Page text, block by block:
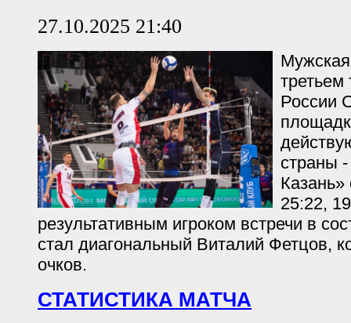
27.10.2025 21:40
третьем
России
страны
Казань»
25:22,
результативным игроком встречи в
стал диагональный Виталий Фетцов,
очков.
СТАТИСТИКА МАТЧА